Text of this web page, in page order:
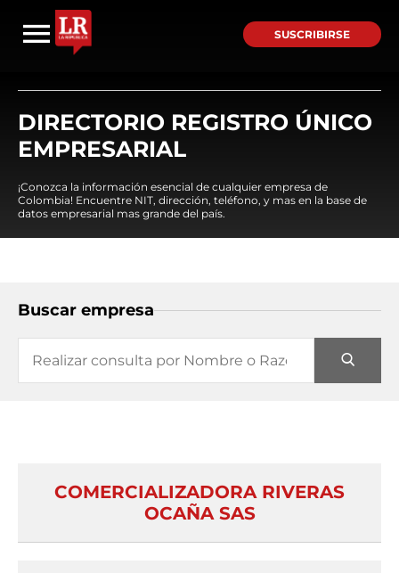
SUSCRIBIRSE
DIRECTORIO REGISTRO ÚNICO
EMPRESARIAL
¡Conozca la información esencial de cualquier empresa de
Colombia! Encuentre NIT, dirección, teléfono, y mas en la base de
datos empresarial mas grande del país.
Buscar empresa
COMERCIALIZADORA RIVERAS
OCAÑA SAS